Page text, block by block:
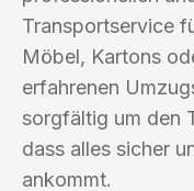
Transportservice
Möbel, Kartons
erfahrenen
sorgfältig um den
dass alles sicher
ankommt.